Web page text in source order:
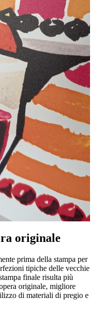
originale
prima della stampa per
tipiche delle vecchie
finale risulta più
originale, migliore
di materiali di pregio e